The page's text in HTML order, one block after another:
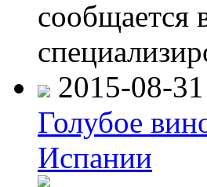
сообщается
2015-08-
Голубое
Испании